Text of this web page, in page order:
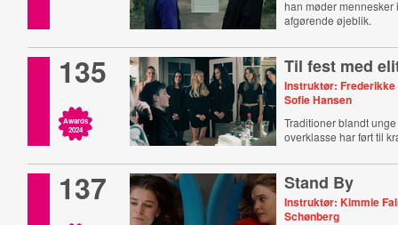
han møder mennesker
afgørende øjeblik.
135
Awards
2024
Til fest med
Instruktør: Frederikke
Sofie Hansen
Traditioner blandt
overklasse har ført til
137 Stand By
Instruktør: Kimmie
Schønberg